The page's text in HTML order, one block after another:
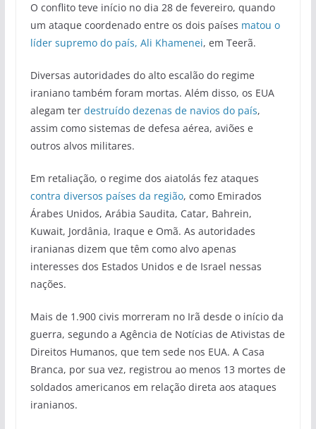
O conflito teve início no dia 28 de fevereiro, quando
um ataque coordenado entre os dois países matou o
líder supremo do país, Ali Khamenei, em Teerã.
Diversas autoridades do alto escalão do regime
iraniano também foram mortas. Além disso, os EUA
alegam ter destruído dezenas de navios do país,
assim como sistemas de defesa aérea, aviões e
outros alvos militares.
Em retaliação, o regime dos aiatolás fez ataques
contra diversos países da região, como Emirados
Árabes Unidos, Arábia Saudita, Catar, Bahrein,
Kuwait, Jordânia, Iraque e Omã. As autoridades
iranianas dizem que têm como alvo apenas
interesses dos Estados Unidos e de Israel nessas
nações.
Mais de 1.900 civis morreram no Irã desde o início da
guerra, segundo a Agência de Notícias de Ativistas de
Direitos Humanos, que tem sede nos EUA. A Casa
Branca, por sua vez, registrou ao menos 13 mortes de
soldados americanos em relação direta aos ataques
iranianos.